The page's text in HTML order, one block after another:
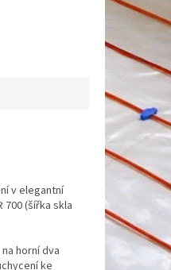
v elegantní
(šířka skla
horní dva
ke